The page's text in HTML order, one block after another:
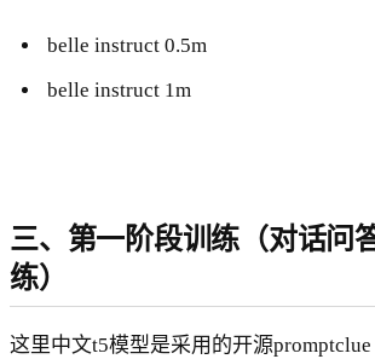
belle instruct 0.5m
belle instruct 1m
三、第一阶段训练（对话问
练）
这里中文t5模型是采用的开源promptclue